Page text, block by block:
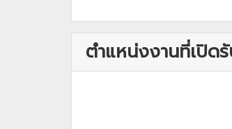
ตำแหน่งงานที่เปิด